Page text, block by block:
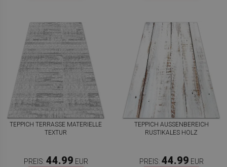
TEPPICH TERRASSE MATERIELLE
TEXTUR
PREIS: 44.99 EUR
TEPPICH AUSSENBEREICH R
USTIKALES HOLZ
PREIS: 44.99 EUR